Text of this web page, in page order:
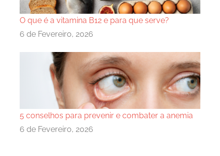
O que é a vitamina B12 e para que serve?
6 de Fevereiro, 2026
5 conselhos para prevenir e combater a anemia
6 de Fevereiro, 2026